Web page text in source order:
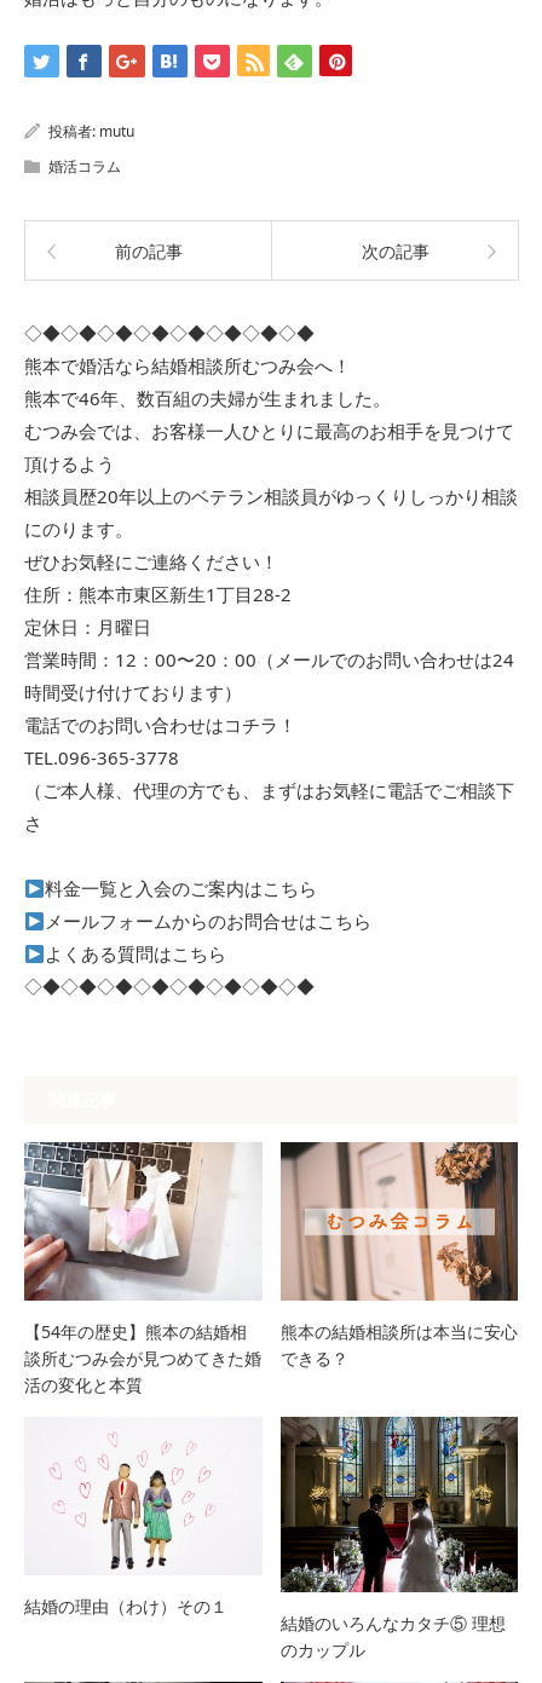
投稿者: mutu
婚活コラム
前の記事 次の記事
◇◆◇◆◇◆◇◆◇◆◇◆◇◆◇◆
熊本で婚活なら結婚相談所むつみ会へ！
熊本で46年、数百組の夫婦が生まれました。
むつみ会では、お客様一人ひとりに最高のお相手を見つけて
頂けるよう
相談員歴20年以上のベテラン相談員がゆっくりしっかり相談
にのります。
ぜひお気軽にご連絡ください！
住所：熊本市東区新生1丁目28-2
定休日：月曜日
営業時間：12：00〜20：00（メールでのお問い合わせは24
時間受け付けております）
電話でのお問い合わせはコチラ！
TEL.096-365-3778
（ご本人様、代理の方でも、まずはお気軽に電話でご相談下
さ
料金一覧と入会のご案内はこちら
メールフォームからのお問合せはこちら
よくある質問はこちら
◇◆◇◆◇◆◇◆◇◆◇◆◇◆◇◆
【54年の歴史】熊本の結婚相
談所むつみ会が見つめてきた婚
活の変化と本質
熊本の結婚相談所は本当に安心
できる？
結婚の理由（わけ）その１
結婚のいろんなカタチ⑤ 理想
のカップル